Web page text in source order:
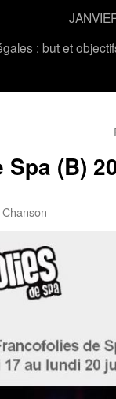
: but et
(B)